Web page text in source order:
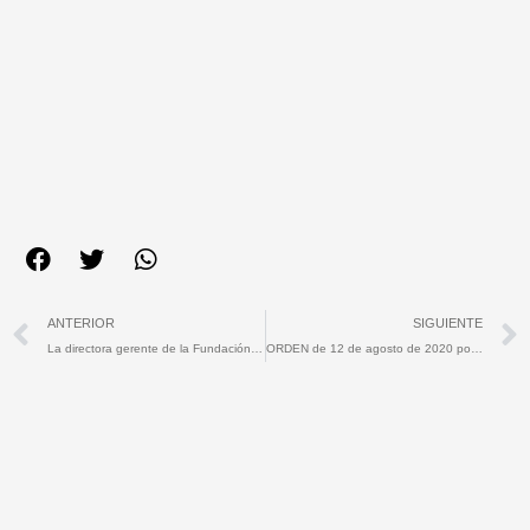
Ant
ANTERIOR
La directora gerente de la Fundación Jóvenes y Deporte aboga por la reactivación conjunta de los centros deportivos de la región
SIGUIENTE
ORDEN de 12 de agosto de 2020 por la que se convocan los premios extremeños del deporte en su edición de 2019.